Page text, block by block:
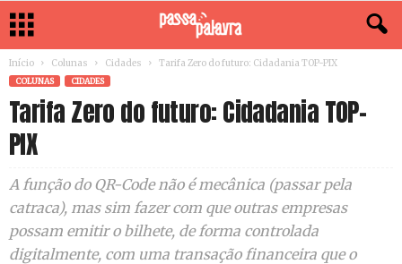
Início Colunas Cidades Tarifa Zero do futuro: Cidadania TOP-PIX
COLUNAS CIDADES
Tarifa Zero do futuro: Cidadania TOP-
PIX
A função do QR-Code não é mecânica (passar pela
catraca), mas sim fazer com que outras empresas
possam emitir o bilhete, de forma controlada
digitalmente, com uma transação financeira que o